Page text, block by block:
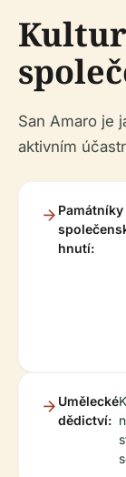
San Amaro je
aktivním
Památníky
hnutí:
Umělecké
dědictví: